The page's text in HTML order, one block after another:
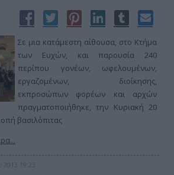
Σε μια κατάμεστη αίθουσα, στο Κτήμα
των Ευχών, και παρουσία 240
περίπου γονέων, ωφελουμένων,
εργαζομένων, διοίκησης,
εκπροσώπων φορέων και αρχών
πραγματοποιήθηκε, την Κυριακή 20
βασιλόπιτας
2013 19:23